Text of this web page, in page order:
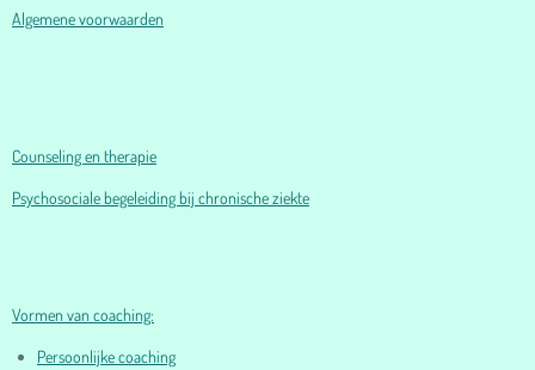
Algemene voorwaarden
Counseling en therapie
Psychosociale begeleiding bij chronische ziekte
Vormen van coaching:
Persoonlijke coaching